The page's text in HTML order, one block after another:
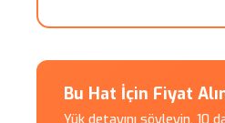
Bu Hat İçin Fiyat